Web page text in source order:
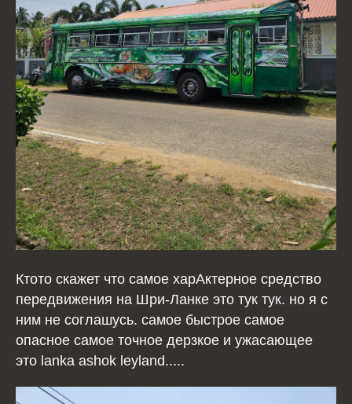
Ктото скажет что самое харАктерное средство
передвижения на Шри-Ланке это тук тук. но я с
ним не соглашусь. самое быстрое самое
опасное самое точное дерзкое и ужасающее
это lanka ashok leyland.....